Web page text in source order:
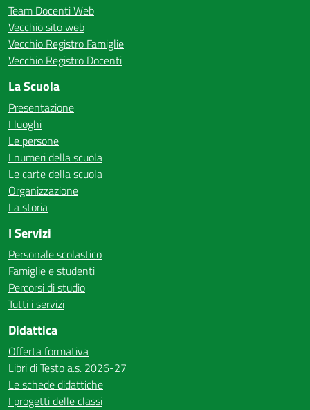
Team Docenti Web
Vecchio sito web
Vecchio Registro Famiglie
Vecchio Registro Docenti
La Scuola
Presentazione
I luoghi
Le persone
I numeri della scuola
Le carte della scuola
Organizzazione
La storia
I Servizi
Personale scolastico
Famiglie e studenti
Percorsi di studio
Tutti i servizi
Didattica
Offerta formativa
Libri di Testo a.s. 2026-27
Le schede didattiche
I progetti delle classi